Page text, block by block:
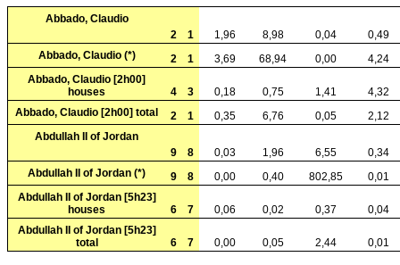
Abbado, Claudio
2
1 1,96 8,98 0,04
0,49
Abbado, Claudio (*)
2 1 3,69 68,94 0,00
4,24
Abbado, Claudio [2h00]
houses
4 3 0,18 0,75 1,41
4,32
Abbado, Claudio [2h00] total
2 1 0,35 6,76 0,05
2,12
Abdullah II of Jordan
9
8 0,03 1,96 6,55
0,34
Abdullah II of Jordan (*)
9 8 0,00 0,40 802,85
0,01
Abdullah II of Jordan [5h23]
houses
6 7 0,06 0,02 0,37
0,04
Abdullah II of Jordan [5h23]
total
6 7 0,00 0,05 2,44 0,01